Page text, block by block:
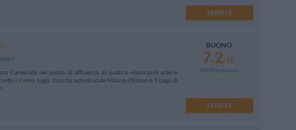
TARIFFE
Camerlata nel punto di affluenza di quattro importanti arterie
e Como Lago. L'uscita autostradale Milano-Chiasso e il Lago di
BUONO
7.2/10
299 Recensioni
TARIFFE